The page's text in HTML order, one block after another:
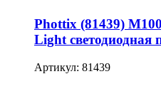
Phottix (81439)
Light светодиодная
Артикул: 81439